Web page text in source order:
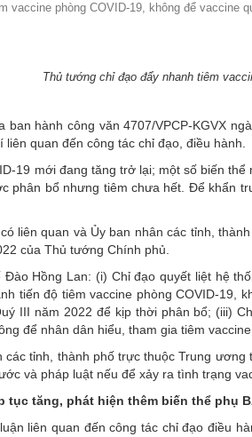
Phòng Dân số và Phát
Phòng Bảo trợ xã hội và
vaccine phòng COVID-19, không để vaccine
Thủ tướng chỉ đạo đẩy nhanh tiêm
ban hành công văn 4707/VPCP-KGVX
quan đến công tác chỉ đạo, điều hành.
19 mới đang tăng trở lại; một số biến
phân bổ nhưng tiêm chưa hết. Để khẩn
liên quan và Ủy ban nhân các tỉnh,
của Thủ tướng Chính phủ.
Hồng Lan: (i) Chỉ đạo quyết liệt hệ
tiến độ tiêm vaccine phòng COVID-19,
III năm 2022 để kịp thời phân bổ; (iii)
để nhân dân hiểu, tham gia tiêm vaccine
các tỉnh, thành phố trực thuộc Trung
và pháp luật nếu để xảy ra tình trạng
tục tăng, phát hiện thêm biến thể phụ
liên quan đến công tác chỉ đạo điều